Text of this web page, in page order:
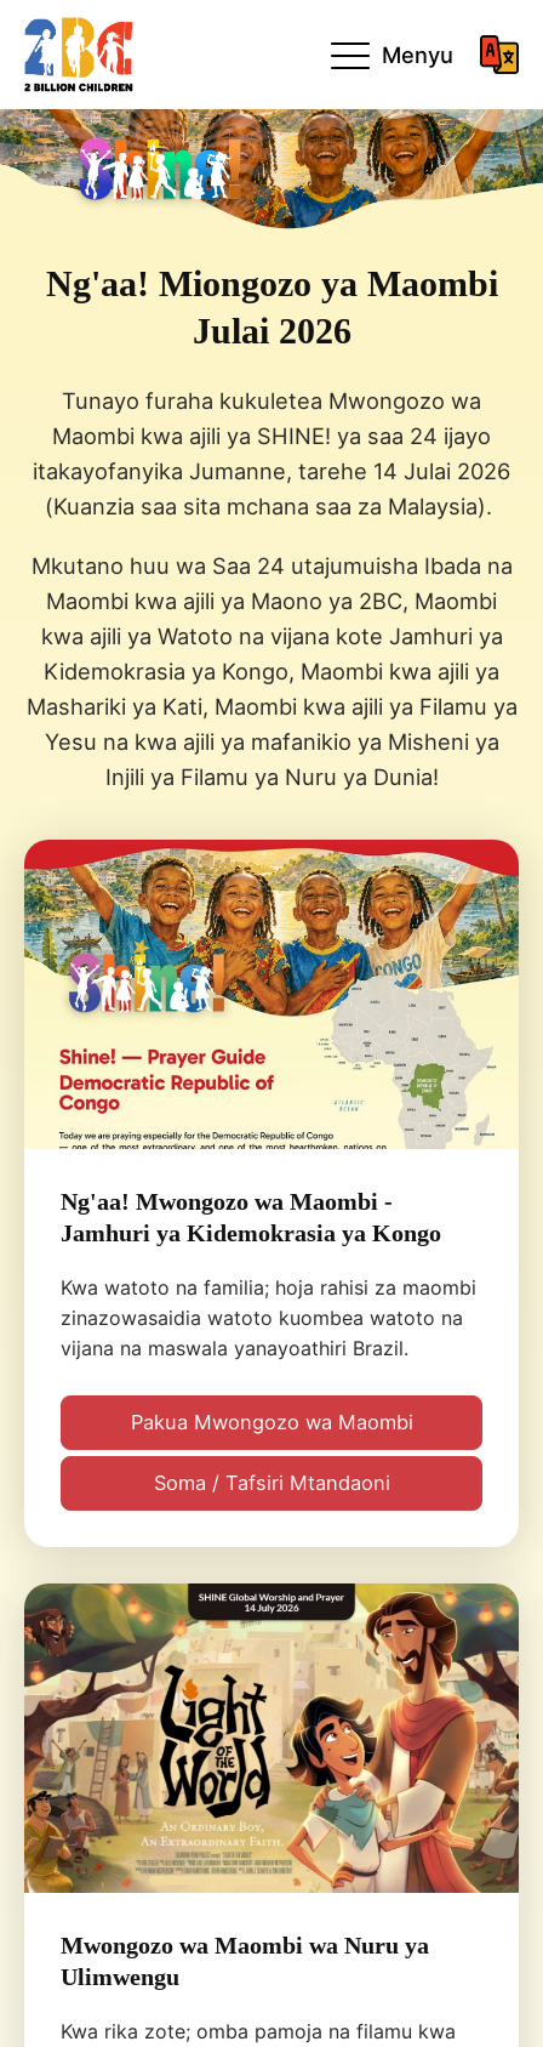
Menyu
Ng'aa! Miongozo ya Maombi
Julai 2026
Tunayo furaha kukuletea Mwongozo wa
Maombi kwa ajili ya SHINE! ya saa 24 ijayo
itakayofanyika Jumanne, tarehe 14 Julai 2026
(Kuanzia saa sita mchana saa za Malaysia).
Mkutano huu wa Saa 24 utajumuisha Ibada na
Maombi kwa ajili ya Maono ya 2BC, Maombi
kwa ajili ya Watoto na vijana kote Jamhuri ya
Kidemokrasia ya Kongo, Maombi kwa ajili ya
Mashariki ya Kati, Maombi kwa ajili ya Filamu ya
Yesu na kwa ajili ya mafanikio ya Misheni ya
Injili ya Filamu ya Nuru ya Dunia!
Ng'aa! Mwongozo wa Maombi -
Jamhuri ya Kidemokrasia ya Kongo
Kwa watoto na familia; hoja rahisi za maombi
zinazowasaidia watoto kuombea watoto na
vijana na maswala yanayoathiri Brazil.
Pakua Mwongozo wa Maombi
Soma / Tafsiri Mtandaoni
Mwongozo wa Maombi wa Nuru ya
Ulimwengu
Kwa rika zote; omba pamoja na filamu kwa